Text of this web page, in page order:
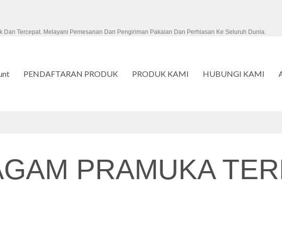
Tercepat. Melayani Pemesanan Dan Pengiriman Pakaian Dan Perhiasan Ke Seluruh Dunia.
PENDAFTARAN PRODUK PRODUK KAMI HUBUNGI KAMI
PRAMUKA